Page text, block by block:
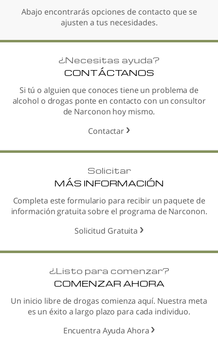
Abajo encontrarás opciones de contacto que se
ajusten a tus necesidades.
¿Necesitas ayuda?
CONTÁCTANOS
Si tú o alguien que conoces tiene un problema de
alcohol o drogas ponte en contacto con un consultor
de Narconon hoy mismo.
Contactar
Solicitar
MÁS INFORMACIÓN
Completa este formulario para recibir un paquete de
información gratuita sobre el programa de Narconon.
Solicitud Gratuita
¿Listo para comenzar?
COMENZAR AHORA
Un inicio libre de drogas comienza aquí. Nuestra meta
es un éxito a largo plazo para cada individuo.
Encuentra Ayuda Ahora